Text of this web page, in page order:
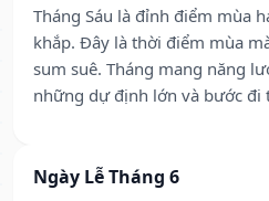
Tháng Sáu là đỉnh điểm mùa
khắp. Đây là thời điểm mùa
sum suê. Tháng mang năng
những dự định lớn và bước đi
Ngày Lễ Tháng 6